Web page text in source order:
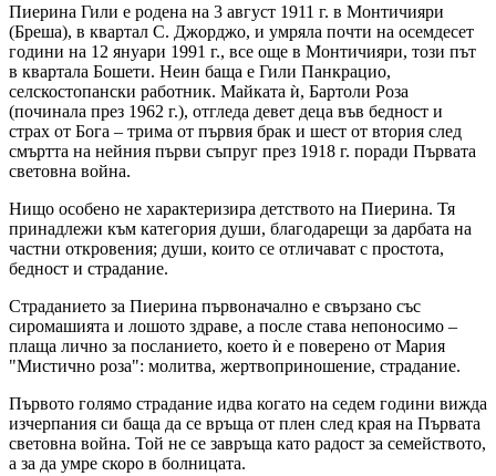
Пиерина Гили е родена на 3 август 1911 г. в Монтичияри
(Бреша), в квартал С. Джорджо, и умряла почти на осемдесет
години на 12 януари 1991 г., все още в Монтичияри, този път
в квартала Бошети. Неин баща е Гили Панкрацио,
селскостопански работник. Майката ѝ, Бартоли Роза
(починала през 1962 г.), отгледа девет деца във бедност и
страх от Бога – трима от първия брак и шест от втория след
смъртта на нейния първи съпруг през 1918 г. поради Първата
световна война.
Нищо особено не характеризира детството на Пиерина. Тя
принадлежи към категория души, благодарещи за дарбата на
частни откровения; души, които се отличават с простота,
бедност и страдание.
Страданието за Пиерина първоначално е свързано със
сиромашията и лошото здраве, а после става непоносимо –
плаща лично за посланието, което ѝ е поверено от Мария
"Мистично роза": молитва, жертвоприношение, страдание.
Първото голямо страдание идва когато на седем години вижда
изчерпания си баща да се връща от плен след края на Първата
световна война. Той не се завръща като радост за семейството,
а за да умре скоро в болницата.